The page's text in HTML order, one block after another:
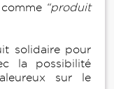
“produit
solidaire pour
la possibilité
sur le